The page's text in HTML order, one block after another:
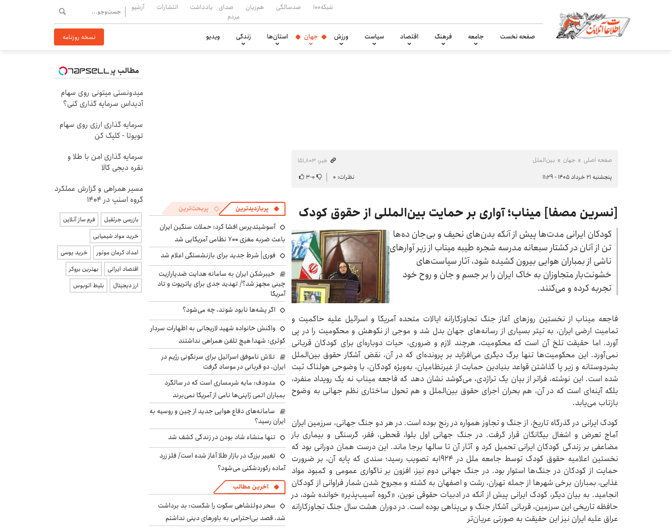
شبکه۱۰۰ صدسالگی هم‌زبان
صدای
مردم
یادداشت انتشارات آرشیو
صفحه نخست جامعه فرهنگ اقتصاد سیاست ورزش جهان استان‌ها زندگی ویدیو نسخه روزنامه
صفحه اصلی جهان بین‌الملل
خبر: ۱۵۱٬۸۰۳
پنجشنبه ۲۱ خرداد ۱۴۰۵ - ۱۱:۲۹
نظرات: ۰ ۰-۳
[نسرین مصفا] میناب؛ آواری بر حمایت بین‌المللی از حقوق کودک
کودکان ایرانی مدت‌ها پیش از آنکه بدن‌های نحیف و بی‌جان ده‌ها
تن از آنان در کشتار سبعانه مدرسه شجره طیبه میناب از زیر آوارهای
ناشی از بمباران هوایی بیرون کشیده شود، آثار سیاست‌های
خشونت‌بار متجاوزان به خاک ایران را بر جسم و جان و روح خود
تجربه کرده و می‌کنند.
فاجعه میناب از نخستین روزهای آغاز جنگ تجاوزکارانه ایالات متحده آمریکا و اسرائیل علیه حاکمیت و
تمامیت ارضی ایران، به تیتر بسیاری از رسانه‌های جهان بدل شد و موجی از نکوهش و محکومیت را در پی
آورد. اما حقیقت تلخ آن است که محکومیت، هرچند لازم و ضروری، حیات دوباره‌ای برای کودکان قربانی
نمی‌آورد. این محکومیت‌ها تنها برگ دیگری می‌افزاید بر پرونده‌ای که در آن، نقض آشکار حقوق بین‌الملل
بشردوستانه و زیر پا گذاشتن قواعد بنیادین حمایت از غیرنظامیان، به‌ویژه کودکان، با وضوحی هولناک ثبت
شده است. این نوشته، فراتر از بیان یک تراژدی، می‌کوشد نشان دهد که فاجعه میناب نه یک رویداد منفرد،
بلکه آینه‌ای است که در آن، هم بحران اجرای حقوق بین‌الملل و هم تحول ساختاری نظم جهانی به وضوح
بازتاب می‌یابد.
کودک ایرانی در گذرگاه تاریخ، از جنگ و تجاوز همواره در رنج بوده است. در هر دو جنگ جهانی، سرزمین ایران
آماج تعرض و اشغال بیگانگان قرار گرفت. در جنگ جهانی اول بلوا، قحطی، فقر، گرسنگی و بیماری بار
مضاعفی بر زندگی کودکان ایرانی تحمیل کرد و آثار آن تا سالها برجا ماند. این درست همان دورانی بود که
نخستین اعلامیه حقوق کودک توسط جامعه ملل در ۱۹۲۴به تصویب رسید؛ سندی که پایه آن، بر ضرورت
حمایت از کودکان در جنگ‌ها استوار بود. در جنگ جهانی دوم نیز، افزون بر ناگواری عمومی و کمبود مواد
غذایی، بمباران برخی شهرها از جمله تهران، رشت و اصفهان به کشته و مجروح شدن شمار فراوانی از کودکان
انجامید. به بیان دیگر، کودک ایرانی پیش از آنکه در ادبیات حقوقی نوین، «گروه آسیب‌پذیر» خوانده شود، در
حافظه تاریخی این سرزمین، قربانی آشکار جنگ و بی‌پناهی بوده است. در دوران هشت سال جنگ تجاوزکارانه
عراق علیه ایران نیز این حقیقت به صورتی عریان‌تر
پربازدیدترین پربحث‌ترین
آسوشیتدپرس افشا کرد: حملات سنگین ایران
باعث ضربه مغزی ۷۰۰ نظامی آمریکایی شد
فوری| شرط جدید برای بازنشستگی اعلام شد
خیبرشکن ایران به سامانه هدایت ضدپارازیت
چینی مجهز شد؟/ تهدید جدی برای پاتریوت و تاد
آمریکا
اگر پشه‌ها نابود شوند، چه می‌شود؟
واکنش خانواده شهید لاریجانی به اظهارات سردار
کوثری: شهدا هیچ تلفن همراهی نداشتند
تلاش ناموفق اسرائیل برای سرنگونی رژیم در
ایران، دو قربانی در موساد گرفت
مدودف: مایه شرمساری است که در سالگرد
بمباران اتمی ژاپنی‌ها نامی از آمریکا نمی‌برند
سامانه‌های دفاع هوایی جدید از چین و روسیه به
ایران رسید؟
تنها منشاء شاد بودن در زندگی کشف شد
تغییر بزرگ در بازار طلا آغاز شده است/ فلز زرد
آماده رکوردشکنی می‌شود؟
آخرین مطالب
سحر دولتشاهی سکوت را شکست: بد برداشت
شد، قصد بی‌احترامی به باورهای دینی نداشتم
مطالب پیشنهادی
میدونستی میتونی روی سهام
آدیداس سرمایه گذاری کنی؟
سرمایه گذاری ارزی روی سهام
تویوتا - کلیک کن
سرمایه گذاری امن با طلا و
نقره دیجی کالا
مسیر همراهی و گزارش عملکرد
گروه اسنپ در ۱۴۰۴
بازرسی جرثقیل
فرم ساز آنلاین
خرید مواد شیمیایی
امداد کرمان موتور
خرید یوسی
اقتصاد ایرانی
بهترین بروکر
ارز دیجیتال
بلیط اتوبوس